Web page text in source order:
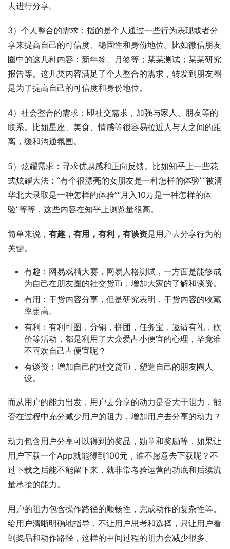
去进行分享。
3）个人整合的需求：指的是个人通过一些行为表现或者分
享来提高自己的可信度、稳固性和身份地位。比如微信朋友
圈中的这几种内容：新年签、月签等；某某测试；某某研究
报告等。这几类内容满足了个人整合的需求，转发到朋友圈
是为了提高自己的可信度和身份地位。
4）社会整合的需求：即社交需求，加强与家人、朋友等的
联系。比如星座、美食、情感等很容易拉近人与人之间的距
离，缓和沟通氛围。
5）炫耀需求：寻求优越感和正向反馈。比如知乎上一些花
式炫耀大法：“有个很漂亮的女朋友是一种怎样的体验”“被清
华北大录取是一种怎样的体验”“月入10万是一种怎样的体
验”等等，这些内容在知乎上浏览量很高。
简单来说， 有趣，有用，有利，有谈资是用户去分享行为的
关键。
有趣：网易戏精大赛，网易人格测试，一方面是能够成
为自己在朋友圈的社交货币，增加大家的了解和谈资。
有用：干货内容分享，但是研究表明，干货内容的收藏
率更高。
有利：有利可图，分销，拼团，任务宝，邀请有礼，砍
价等活动，都是利用了大众爱占小便宜的心理，毕竟谁
不喜欢自己占便宜呢？
有谈资：增加自己的社交货币，塑造自己的朋友圈人
设。
而从用户的能力出发，用户去分享的动力是否大于阻力，能
否在过程中充分减少用户的阻力，增加用户去分享的动力？
动力包含用户分享可以得到的奖品，勋章和奖励等，如果让
用户下载一个App就能得到100元，谁不愿意去下载呢？不
过下载之后能不能留下来，就非常考验运营的功底和后续流
量承接的能力。
用户的阻力包含操作路径的顺畅性，完成动作的复杂性等。
给用户清晰明确地指导，不让用户思考和选择，只让用户看
到奖品和动作路径，这样的中间过程的阻力会减少很多。